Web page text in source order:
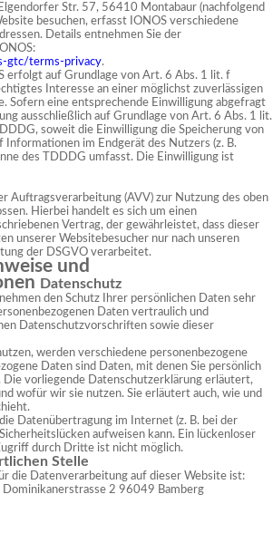
Str. 57, 56410 Montabaur (nachfolgend
besuchen, erfasst IONOS verschiedene
Details entnehmen Sie der
gtc/terms-privacy.
erfolgt auf Grundlage von Art. 6 Abs. 1 lit. f
Interesse an einer möglichst zuverlässigen
Sofern eine entsprechende Einwilligung abgefragt
ausschließlich auf Grundlage von Art. 6 Abs. 1 lit.
soweit die Einwilligung die Speicherung von
Informationen im Endgerät des Nutzers (z. B.
des TDDDG umfasst. Die Einwilligung ist
Auftragsverarbeitung (AVV) zur Nutzung des oben
Hierbei handelt es sich um einen
Vertrag, der gewährleistet, dass dieser
unserer Websitebesucher nur nach unseren
der DSGVO verarbeitet.
und
Datenschutz
den Schutz Ihrer persönlichen Daten sehr
Daten vertraulich und
Datenschutzvorschriften sowie dieser
werden verschiedene personenbezogene
Daten sind Daten, mit denen Sie persönlich
vorliegende Datenschutzerklärung erläutert,
wofür wir sie nutzen. Sie erläutert auch, wie und
Datenübertragung im Internet (z. B. bei der
aufweisen kann. Ein lückenloser
durch Dritte ist nicht möglich.
Stelle
die Datenverarbeitung auf dieser Website ist:
Dominikanerstrasse 2 96049 Bamberg